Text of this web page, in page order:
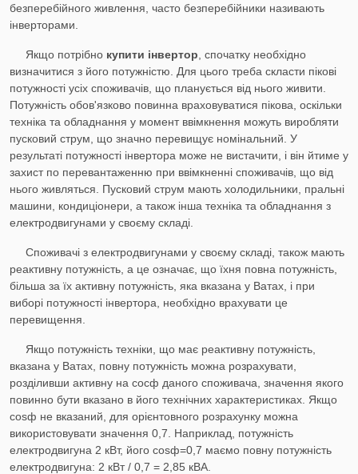
безперебійного живлення, часто безперебійники називають
інверторами.
Якщо потрібно купити інвертор , спочатку необхідно
визначитися з його потужністю. Для цього треба скласти пікові
потужності усіх споживачів, що планується від нього живити.
Потужність обов'язково повинна враховуватися пікова, оскільки
техніка та обладнання у момент ввімкнення можуть виробляти
пусковий струм, що значно перевищує номінальний. У
результаті потужності інвертора може не вистачити, і він йтиме у
захист по перевантаженню при ввімкненні споживачів, що від
нього живляться. Пусковий струм мають холодильники, пральні
машини, кондиціонери, а також інша техніка та обладнання з
електродвигунами у своєму складі.
Споживачі з електродвигунами у своєму складі, також мають
реактивну потужність, а це означає, що їхня повна потужність,
більша за їх активну потужність, яка вказана у Ватах, і при
виборі потужності інвертора, необхідно врахувати це
перевищення.
Якщо потужність техніки, що має реактивну потужність,
вказана у Ватах, повну потужність можна розрахувати,
розділивши активну на сосф даного споживача, значення якого
повинно бути вказано в його технічних характеристиках. Якщо
cosф не вказаний, для орієнтовного розрахунку можна
використовувати значення 0,7. Наприклад, потужність
електродвигуна 2 кВт, його cosф=0,7 маємо повну потужність
електродвигуна: 2 кВт / 0,7 = 2,85 кВА.